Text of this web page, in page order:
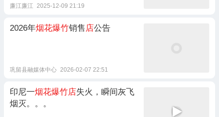
廉江廉江 2025-12-09 21:19
2026年烟花爆竹销售 店公告
巩留县融媒体中心 2026-02-07 22:51
印尼一烟花爆竹店失火，瞬间灰飞
烟灭。。。